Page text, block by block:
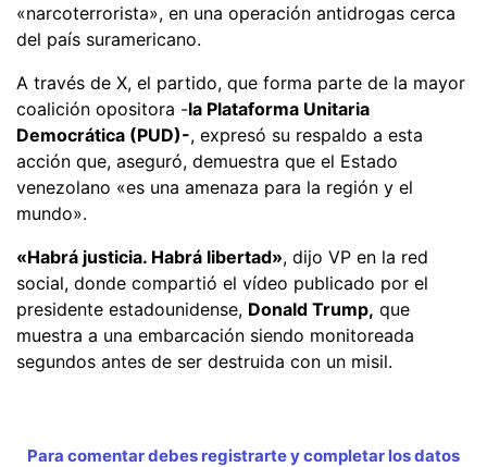
«narcoterrorista», en una operación antidrogas cerca
del país suramericano.
A través de X, el partido, que forma parte de la mayor
coalición opositora -la Plataforma Unitaria
Democrática (PUD)-, expresó su respaldo a esta
acción que, aseguró, demuestra que el Estado
venezolano «es una amenaza para la región y el
mundo».
«Habrá justicia. Habrá libertad», dijo VP en la red
social, donde compartió el vídeo publicado por el
presidente estadounidense, Donald Trump, que
muestra a una embarcación siendo monitoreada
segundos antes de ser destruida con un misil.
Para comentar debes registrarte y completar los datos